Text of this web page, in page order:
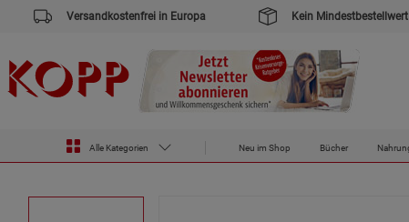
Versandkostenfrei in Europa Kein Mindestbestellwert
Alle Kategorien Neu im Shop Bücher
Zur Startseite des Kopp Verlag Online-Shop
Outdoor & Survival Pfeffer-/Tierabwehrspray